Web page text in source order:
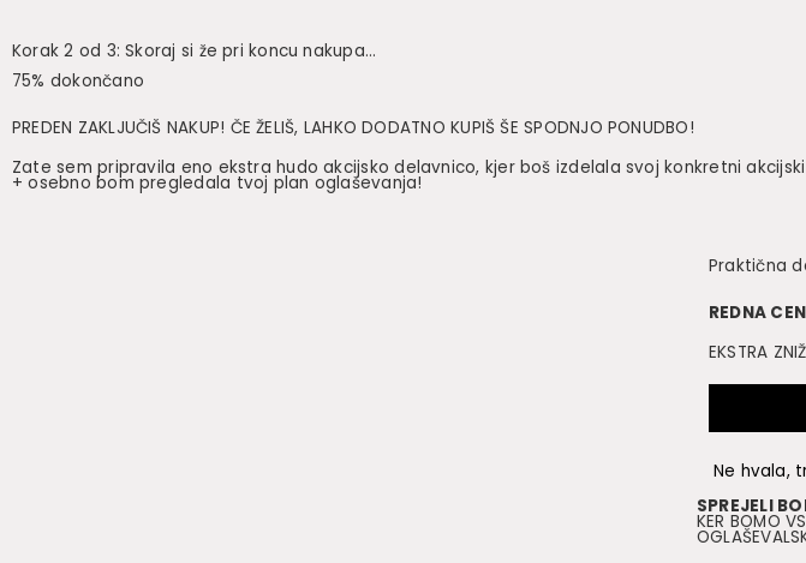
Korak 2 od 3: Skoraj si že pri koncu nakupa...
75% dokončano
PREDEN ZAKLJUČIŠ NAKUP! ČEŽELIŠ, LAHKO DODATNO KUPIŠ ŠE SPODNJO PONUDBO!
Zate sem pripravila eno ekstra hudo akcijsko delavnico, kjer boš izdelala svoj konkretni
+ osebno bom pregledala tvoj plan oglaševanja!
Praktična
REDNA
EKSTRA
Ne hvala,
SPREJELI
KER BOMO